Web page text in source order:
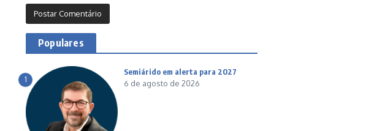
Populares
1
Semiárido em alerta para 2027
6 de agosto de 2026